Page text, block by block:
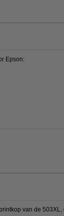
Epson:
van de